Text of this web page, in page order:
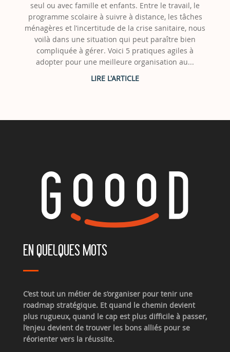
seul ou avec famille et enfants. Entre le travail, le
programme scolaire à suivre à distance, les tâches
ménagères et l’incertitude de la crise sanitaire, nous
voilà dans une situation qui peut paraître bien
compliquée à gérer. Voici 5 pratiques agiles à
adopter pour une meilleure organisation au...
EN QUELQUES MOTS
C’est tout un métier de s’organiser pour tenir une
roadmap stratégique. Et quand le chemin devient
plus rugueux, quand le cap est plus difficile à passer,
l’enjeu devient de trouver les bons alliés pour se
réorienter vers la réussite.